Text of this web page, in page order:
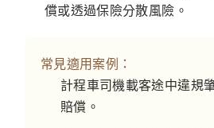
償或透過保險分散風險。
常見適用案例：
計程車司機載客途中違規
賠償。